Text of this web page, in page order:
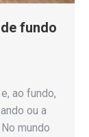
fundo
ao fundo,
ou a
mundo